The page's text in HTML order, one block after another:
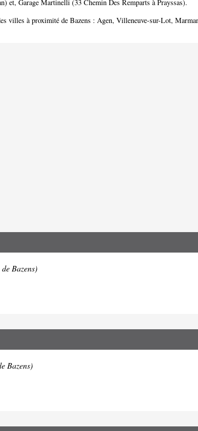
et, Garage Martinelli (33 Chemin Des Remparts à Prayssas).
villes à proximité de Bazens : Agen, Villeneuve-sur-Lot,
Bazens)
Bazens)